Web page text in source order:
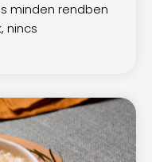
minden rendben
nincs